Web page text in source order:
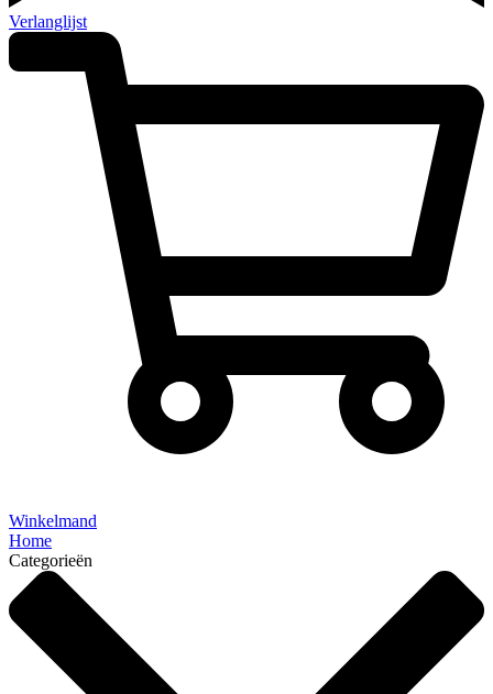
Verlanglijst
Winkelmand
Home
Categorieën